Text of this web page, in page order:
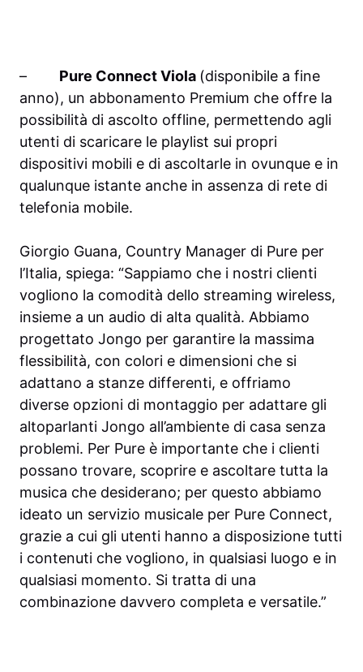
– Pure ConnectViola (disponibile a fine
anno), un abbonamento Premium che offre la
possibilità di ascolto offline, permettendo agli
utenti di scaricare le playlist sui propri
dispositivi mobili e di ascoltarle in ovunque e in
qualunque istante anche in assenza di rete di
telefonia mobile.
Giorgio Guana, Country Manager di Pure per
l’Italia, spiega: “Sappiamo che i nostri clienti
vogliono la comodità dello streaming wireless,
insieme a un audio di alta qualità. Abbiamo
progettato Jongo per garantire la massima
flessibilità, con colori e dimensioni che si
adattano a stanze differenti, e offriamo
diverse opzioni di montaggio per adattare gli
altoparlanti Jongo all’ambiente di casa senza
problemi. Per Pure è importante che i clienti
possano trovare, scoprire e ascoltare tutta la
musica che desiderano; per questo abbiamo
ideato un servizio musicale per Pure Connect,
grazie a cui gli utenti hanno a disposizione tutti
i contenuti che vogliono, in qualsiasi luogo e in
qualsiasi momento. Si tratta di una
combinazione davvero completa e versatile.”